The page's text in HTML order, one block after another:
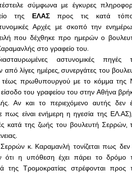
σύμφωνα με έγκυρες
της ΕΛΑΣ προς τις κατά
Αρχές με σκοπό την
που δέχθηκε προ ημερών ο
στο γραφείο του.
αστυνομικές πηγές
από λίγες ημέρες, συνεργάτες του
τέως πρωθυπουργού με το κόμμα της
του γραφείου του στην Αθήνα
Αν και το περιεχόμενο αυτής δεν
είναι ενήμερη η ηγεσία της
κατά της ζωής του βουλευτή Σερρών,
κ. Καραμανλή τονίζεται πως
ότι η υπόθεση έχει πάρει το δρόμο
της Τρομοκρατίας στρέφονται προς